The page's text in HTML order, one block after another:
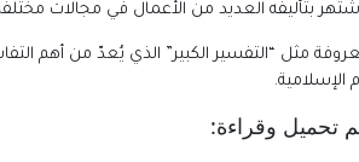
بتأليفه العديد من الأعمال في مجالات مختلفة،
مثل “التفسير الكبير” الذي يُعدّ من أهم
الإسلامية.
تحميل وقراءة: